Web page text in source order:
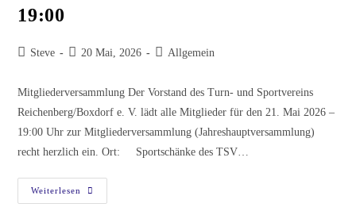
19:00
Steve 20 Mai, 2026 Allgemein
Mitgliederversammlung Der Vorstand des Turn- und Sportvereins
Reichenberg/Boxdorf e. V. lädt alle Mitglieder für den 21. Mai 2026 –
19:00 Uhr zur Mitgliederversammlung (Jahreshauptversammlung)
recht herzlich ein. Ort: Sportschänke des TSV…
Weiterlesen